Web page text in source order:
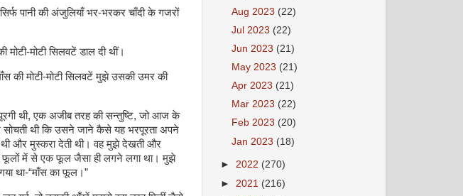
पानी की अंजुलियाँ भर-भरकर चाँदी के गजरों
मोटी सिलवटें डाल दी थीं।
की मोटी-मोटी सिलवटें मुझे उसकी उमर की
थी, एक अजीब तरह की सन्तुष्टि, जो आज के
थी कि उसने जाने कैसे यह भरपूरता अपने
और मुस्करा देती थी। वह मुझे देखती और
फूलों में से एक फूल जैसा ही लगने लगा था। मुझे
था-“माँस का फूल।”
Aug 2023 (22)
Jul 2023 (22)
Jun 2023 (21)
May 2023 (21)
Apr 2023 (21)
Mar 2023 (22)
Feb 2023 (20)
Jan 2023 (18)
► 2022 (270)
► 2021 (216)